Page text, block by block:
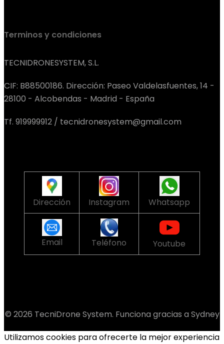
Terminos y condiciones
TECNIDRONESYSTEM, S.L.
CIF: B88500186. Dirección: Paseo Valdelasfuentes, 14 -
28100 - Alcobendas - Madrid - España
Tf. 919999912 / tecnidronesystem@gmail.com
Dirección Instagram Whatsapp
Email Teléfono Youtube
© 2026 TecniDrone System. Funciona gracias a Sydney
Utilizamos cookies para ofrecerte la mejor experiencia